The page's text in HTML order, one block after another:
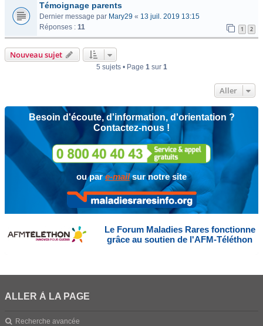
Témoignage parents
Dernier message par Mary29 « 13 juil. 2019 13:15
Réponses : 11 1 2
Nouveau sujet
5 sujets • Page 1sur 1
Aller
Besoin d'écoute, d'information, d'orientation ?
Contactez-nous !
ou pare-mailsur notre site
Le Forum Maladies Rares fonctionne
grâce au soutien de l'AFM-Téléthon
ALLER À LA PAGE
Recherche avancée